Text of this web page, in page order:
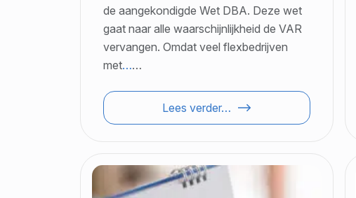
de aangekondigde Wet DBA. Deze wet
gaat naar alle waarschijnlijkheid de VAR
vervangen. Omdat veel flexbedrijven
met……
Lees verder…